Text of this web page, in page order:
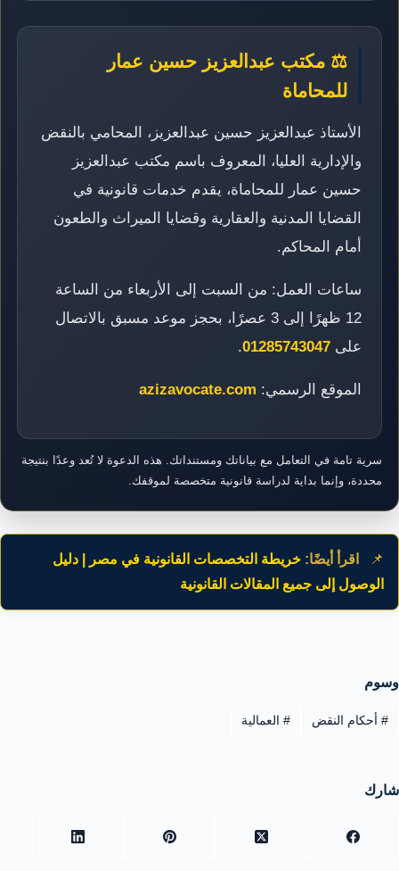
⚖️ مكتب عبدالعزيز حسين عمار
للمحاماة
الأستاذ عبدالعزيز حسين عبدالعزيز، المحامي بالنقض
والإدارية العليا، المعروف باسم مكتب عبدالعزيز
حسين عمار للمحاماة، يقدم خدمات قانونية في
القضايا المدنية والعقارية وقضايا الميراث والطعون
أمام المحاكم.
ساعات العمل: من السبت إلى الأربعاء من الساعة
12 ظهرًا إلى 3 عصرًا، بحجز موعد مسبق بالاتصال
على 01285743047
.
الموقع الرسمي: azizavocate.com
سرية تامة في التعامل مع بياناتك ومستنداتك. هذه الدعوة لا تُعد وعدًا بنتيجة
محددة، وإنما بداية لدراسة قانونية متخصصة لموقفك.
📌 اقرأ أيضًا: خريطة التخصصات القانونية في مصر | دليل
الوصول إلى جميع المقالات القانونية
وسوم
#أحكام النقض #العمالية
شارك